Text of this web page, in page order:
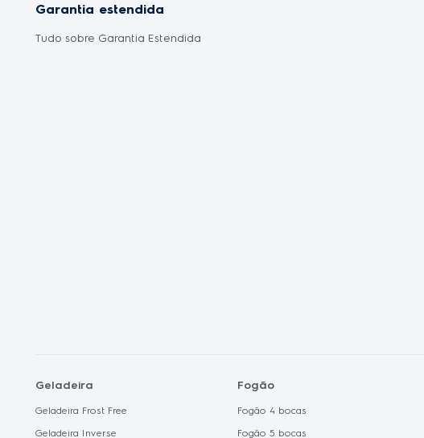
Garantia estendida
Tudo sobre Garantia Estendida
Geladeira
Geladeira Frost Free
Geladeira Inverse
Fogão
Fogão 4 bocas
Fogão 5 bocas